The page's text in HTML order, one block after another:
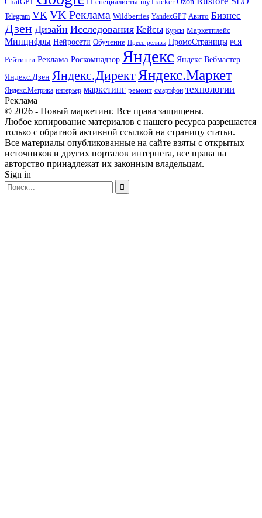
ChatGPT IT-специалисты
Telegram VK VK Реклама Wildberries YandexGPT Авито Бизнес
Дзен Дизайн Исследования Кейсы Курсы Маркетплейс
Минцифры Нейросети Обучение Пресс-релизы ПромоСтраницы РСЯ
Рейтинги Реклама Роскомнадзор Яндекс Яндекс.Вебмастер
Яндекс.Дзен Яндекс.ДиректЯндекс.Маркет
Яндекс.Метрика интерьер маркетинг ремонт смартфон технологии
Реклама
© 2026 - Новый маркетинг. Все права защищены.
Любое копирование материалов с нашего ресурса разрешается
только с обратной активной ссылкой на страницу статьи.
Все материалы опубликованные на сайте взяты с открытых
источников и других порталов интернета, все права на
авторство принадлежат их законным владельцам.
Sign in